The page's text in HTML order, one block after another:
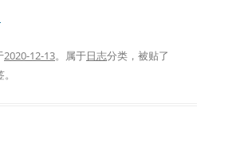
2020-12-13。属于日志分类，被贴了